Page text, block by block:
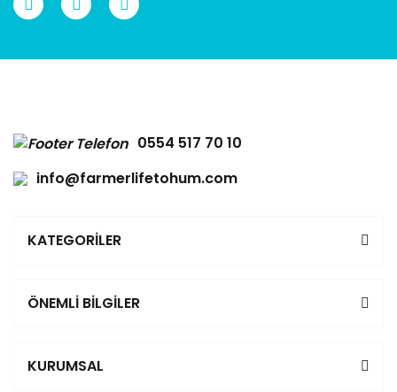
0554 517 70 10
info@farmerlifetohum.com
KATEGORİLER
ÖNEMLİ BİLGİLER
KURUMSAL